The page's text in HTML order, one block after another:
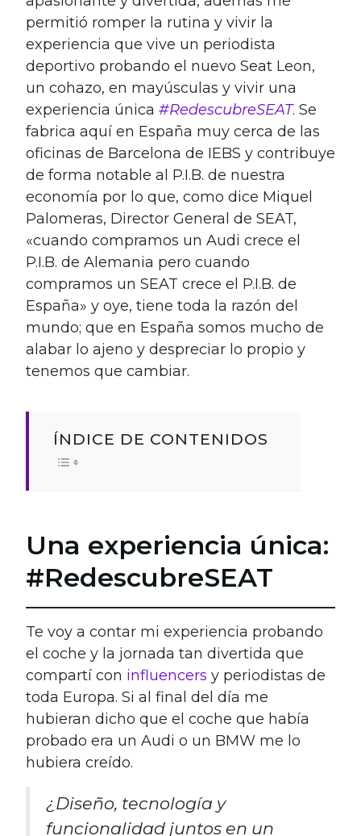
permitió romper la rutina y vivir la
experiencia que vive un periodista
deportivo probando el nuevo Seat Leon,
un cohazo, en mayúsculas y vivir una
experiencia única #RedescubreSEAT. Se
fabrica aquí en España muy cerca de las
oficinas de Barcelona de IEBS y contribuye
de forma notable al P.I.B. de nuestra
economía por lo que, como dice Miquel
Palomeras, Director General de SEAT,
«cuando compramos un Audi crece el
P.I.B. de Alemania pero cuando
compramos un SEAT crece el P.I.B. de
España» y oye, tiene toda la razón del
mundo; que en España somos mucho de
alabar lo ajeno y despreciar lo propio y
tenemos que cambiar.
ÍNDICE DE CONTENIDOS
Una experiencia única:
#RedescubreSEAT
Te voy a contar mi experiencia probando
el coche y la jornada tan divertida que
compartí con influencers y periodistas de
toda Europa. Si al final del día me
hubieran dicho que el coche que había
probado era un Audi o un BMW me lo
hubiera creído.
¿Diseño, tecnología y
funcionalidad juntos en un